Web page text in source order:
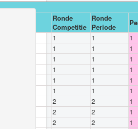
Ronde
Competitie
Ronde
Periode
1 1
1
1 1
1
1 1
1
1 1
1
1 1
1
1 1
1
2 2
1
2 2
1
2 2
1